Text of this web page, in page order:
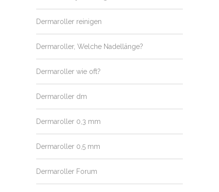
Dermaroller reinigen
Dermaroller, Welche Nadellänge?
Dermaroller wie oft?
Dermaroller dm
Dermaroller 0,3 mm
Dermaroller 0,5 mm
Dermaroller Forum